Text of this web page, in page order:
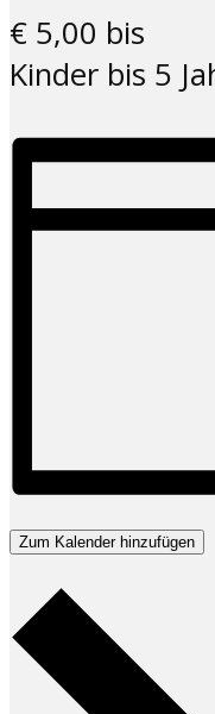
€ 5,00 bis
Kinder bis 5
Zum Kalender hinzufügen